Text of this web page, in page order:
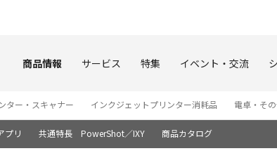
商品情報 サービス 特集 イベント・交流
ター・スキャナー インクジェットプリンター消耗品 電卓・そ
プリ 共通特長 PowerShot／IXY 商品カタログ